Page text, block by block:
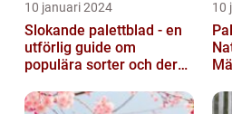
10 januari 2024
Slokande palettblad - en
utförlig guide om
populära sorter och deras
10